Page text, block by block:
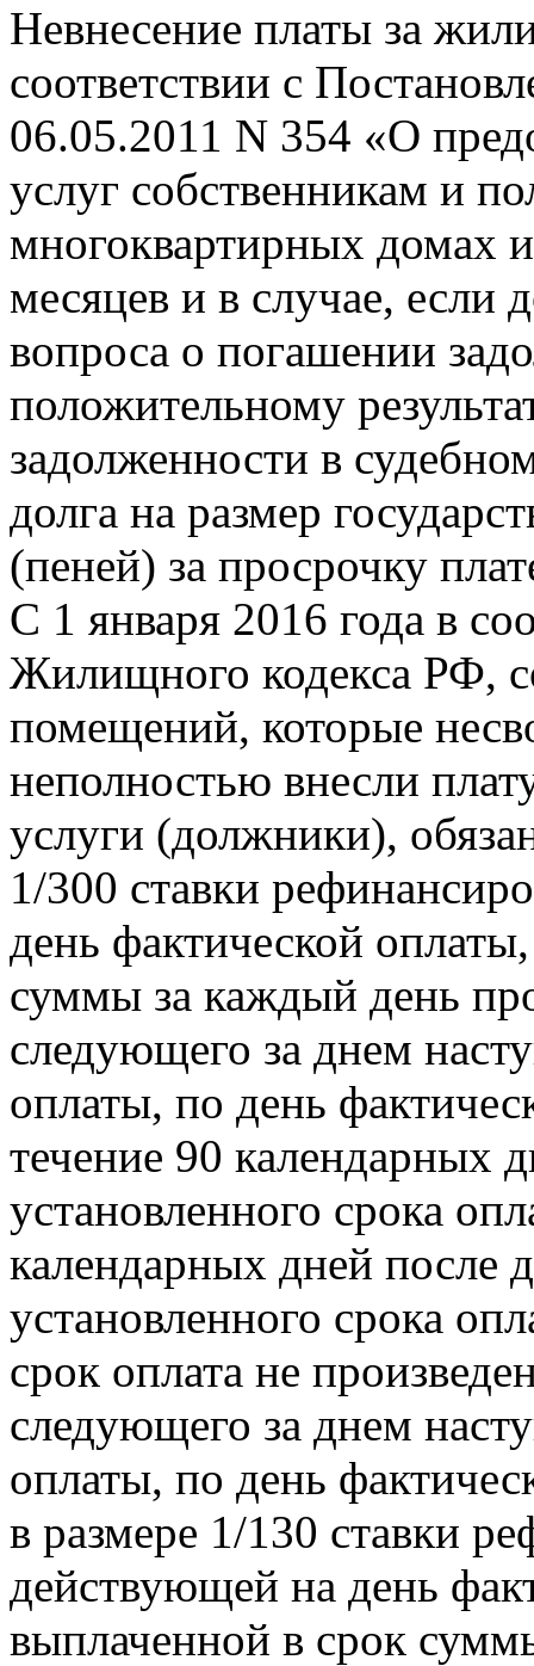
Невнесение платы за
соответствии с
06.05.2011 N 354 «О
услуг собственникам и
многоквартирных домах
месяцев и в случае, если
вопроса о погашении
положительному
задолженности в
долга на размер
(пеней) за просрочку
C 1 января 2016 года в
Жилищного кодекса РФ,
помещений, которые
неполностью внесли
услуги (должники),
1/300 ставки
день фактической
суммы за каждый день
следующего за днем
оплаты, по день
течение 90 календарных
установленного срока
календарных дней после
установленного срока
срок оплата не
следующего за днем
оплаты, по день
в размере 1/130 ставки
действующей на день
выплаченной в срок